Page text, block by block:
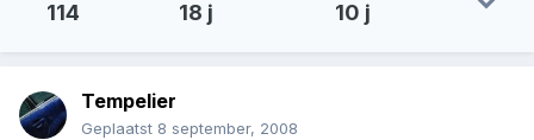
114 18 j 10 j
Tempelier
Geplaatst 8 september, 2008